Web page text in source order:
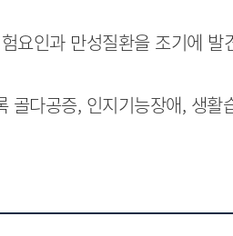
인과 만성질환을 조기에 발
다공증, 인지기능장애, 생활
032-